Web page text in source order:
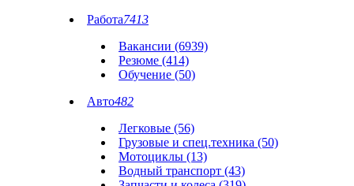
Работа7413
Вакансии (6939)
Резюме (414)
Обучение (50)
Авто482
Легковые (56)
Грузовые и спец.техника (50)
Мотоциклы (13)
Водный транспорт (43)